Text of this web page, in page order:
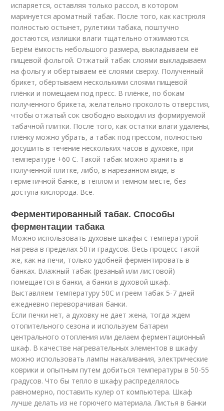
испаряется, оставляя только рассол, в котором
маринуется ароматный табак. После того, как кастрюля
полностью остынет, рулетики табака, поштучно
достаются, излишки влаги тщательно отжимаются.
Берём ёмкость небольшого размера, выкладываем её
пищевой фольгой. Отжатый табак слоями выкладываем
на фольгу и обёртываем её слоями сверху. Полученный
брикет, обёртываем несколькими слоями пищевой
плёнки и помещаем под пресс. В плёнке, по бокам
полученного брикета, желательно проколоть отверстия,
чтобы отжатый сок свободно выходил из формируемой
табачной плитки. После того, как остатки влаги удалены,
плёнку можно убрать, а табак под прессом, полностью
досушить в течение нескольких часов в духовке, при
температуре +60 С. Такой табак можно хранить в
полученной плитке, либо, в нарезанном виде, в
герметичной банке, в тёплом и тёмном месте, без
доступа кислорода. Всё.
Ферментированный табак. Способы
ферментации табака
Можно использовать духовые шкафы с температурой
нагрева в пределах 50ти градусов. Весь процесс такой
же, как на печи, только удобней ферментировать в
банках. Влажный табак (резаный или листовой)
помещается в банки, а банки в духовой шкаф.
Выставляем температуру 50С и греем табак 5-7 дней
ежедневно переворачивая банки.
Если печки нет, а духовку не дает жена, тогда ждем
отопительного сезона и используем батареи
центрального отопления или делаем ферментационный
шкаф. В качестве нагревательных элементов в шкафу
можно использовать лампы накаливания, электрические
коврики и опытным путем добиться температуры в 50-55
градусов. Что бы тепло в шкафу распределялось
равномерно, поставить кулер от компьютера. Шкаф
лучше делать из не горючего материала. Листья в банки